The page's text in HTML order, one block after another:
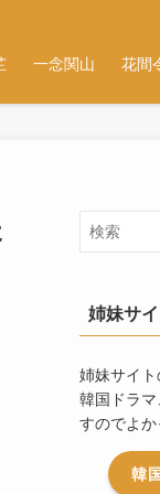
一念関山 花間
姉妹サ
姉妹サイト
韓国ドラ
すのでよか
韓